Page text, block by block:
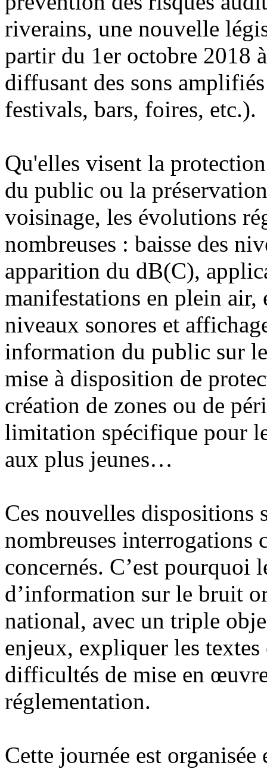
riverains, une nouvelle
partir du 1er octobre 2018
diffusant des sons
festivals, bars, foires, etc.).
Qu'elles visent la
du public ou la
voisinage, les évolutions
nombreuses : baisse des
apparition du dB(C),
manifestations en plein air,
niveaux sonores et
information du public sur
mise à disposition de
création de zones ou de
limitation spécifique pour
aux plus jeunes…
Ces nouvelles dispositions
nombreuses interrogations
concernés. C’est pourquoi
d’information sur le bruit
national, avec un triple
enjeux, expliquer les textes
difficultés de mise en
réglementation.
Cette journée est organisée